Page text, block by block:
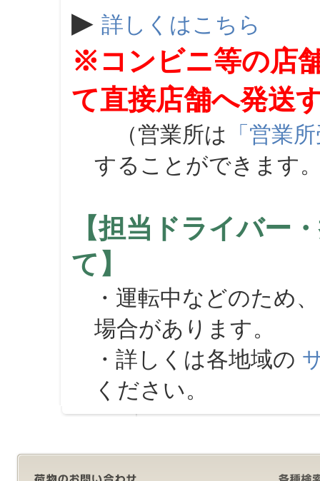
▶ 詳しくはこちら
※コンビニ等の店
て直接店舗へ発送
（営業所は 「営業
することができます
【担当ドライバー
て】
・運転中などのため
場合があります。
・詳しくは各地域の
ください。